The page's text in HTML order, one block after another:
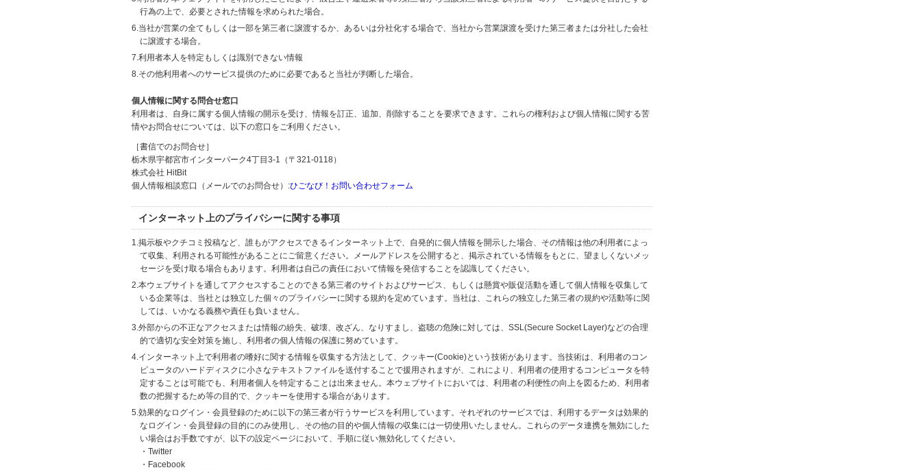
行為の上で、必要とされた情報を求められた場合。
6.当社が営業の全てもしくは一部を第三者に譲渡するか、あるいは分社化する場合で、当社から営業譲渡を受けた第三者または分社した会社
に譲渡する場合。
7.利用者本人を特定もしくは識別できない情報
8.その他利用者へのサービス提供のために必要であると当社が判断した場合。
個人情報に関する問合せ窓口
利用者は、自身に属する個人情報の開示を受け、情報を訂正、追加、削除することを要求できます。これらの権利および個人情報に関する苦
情やお問合せについては、以下の窓口をご利用ください。
［書信でのお問合せ］
栃木県宇都宮市インターパーク4丁目3-1（〒321-0118）
株式会社 HitBit
個人情報相談窓口（メールでのお問合せ）:ひごなび！お問い合わせフォーム
インターネット上のプライバシーに関する事項
1.掲示板やクチコミ投稿など、誰もがアクセスできるインターネット上で、自発的に個人情報を開示した場合、その情報は他の利用者によっ
て収集、利用される可能性があることにご留意ください。メールアドレスを公開すると、掲示されている情報をもとに、望ましくないメッ
セージを受け取る場合もあります。利用者は自己の責任において情報を発信することを認識してください。
2.本ウェブサイトを通してアクセスすることのできる第三者のサイトおよびサービス、もしくは懸賞や販促活動を通して個人情報を収集して
いる企業等は、当社とは独立した個々のプライバシーに関する規約を定めています。当社は、これらの独立した第三者の規約や活動等に関
しては、いかなる義務や責任も負いません。
3.外部からの不正なアクセスまたは情報の紛失、破壊、改ざん、なりすまし、盗聴の危険に対しては、SSL(Secure Socket Layer)などの合理
的で適切な安全対策を施し、利用者の個人情報の保護に努めています。
4.インターネット上で利用者の嗜好に関する情報を収集する方法として、クッキー(Cookie)という技術があります。当技術は、利用者のコン
ピュータのハードディスクに小さなテキストファイルを送付することで援用されますが、これにより、利用者の使用するコンピュータを特
定することは可能でも、利用者個人を特定することは出来ません。本ウェブサイトにおいては、利用者の利便性の向上を図るため、利用者
数の把握するため等の目的で、クッキーを使用する場合があります。
5.効果的なログイン・会員登録のために以下の第三者が行うサービスを利用しています。それぞれのサービスでは、利用するデータは効果的
なログイン・会員登録の目的にのみ使用し、その他の目的や個人情報の収集には一切使用いたしません。これらのデータ連携を無効にした
い場合はお手数ですが、以下の設定ページにおいて、手順に従い無効化してください。
・Twitter
・Facebook